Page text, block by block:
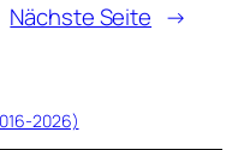
Nächste Seite →
2026)